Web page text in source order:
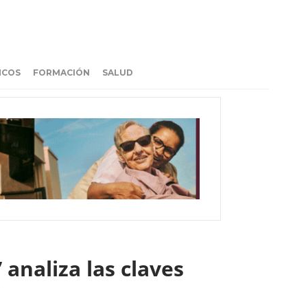
FORMACIÓN SALUD
las claves